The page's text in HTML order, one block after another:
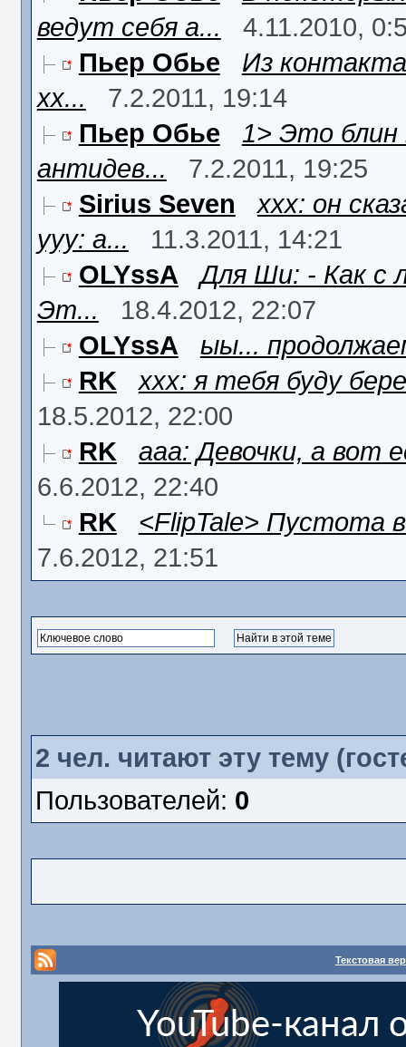
ведут себя а...
4.11.2010,
Пьер Обье
Из
хх...
7.2.2011, 19:14
Пьер Обье
1> Это блин
антидев...
7.2.2011, 19:25
Sirius Seven
xxx: он
yyy: а...
11.3.2011, 14:21
OLYssA
Для Ши: - Как с
Эт...
18.4.2012, 22:07
OLYssA
ыы...
RK
xxx: я тебя буду
18.5.2012, 22:00
RK
aaa: Девочки, а вот
6.6.2012, 22:40
RK
<FlipTale> Пустота
7.6.2012, 21:51
2 чел. читают эту тему
Пользователей: 0
Текстовая